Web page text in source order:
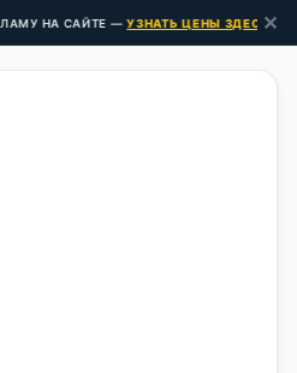
НА САЙТЕ —УЗНАТЬ ЦЕНЫ ЗДЕСЬ → ✕